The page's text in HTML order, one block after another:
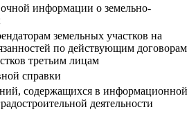
информации о земельно-
земельных участков на
по действующим договорам
третьим лицам
справки
содержащихся в информационной
деятельности